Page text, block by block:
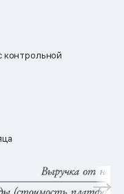
контрольной